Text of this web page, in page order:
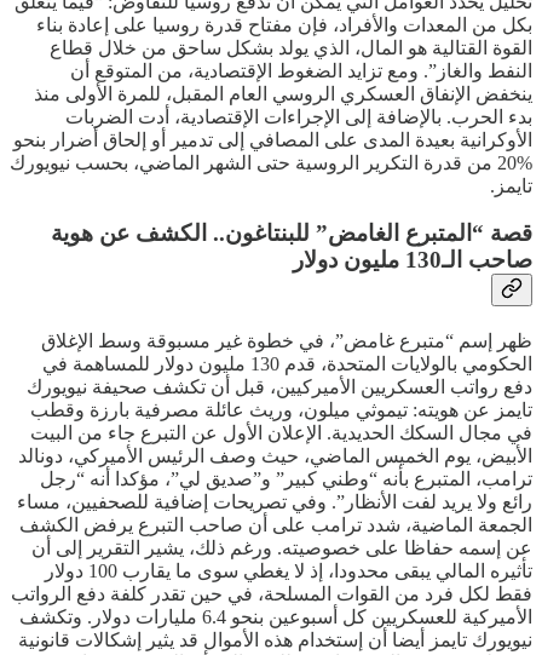
بكل من المعدات والأفراد، فإن مفتاح قدرة روسيا على إعادة بناء
القوة القتالية هو المال، الذي يولد بشكل ساحق من خلال قطاع
النفط والغاز”. ومع تزايد الضغوط الإقتصادية، من المتوقع أن
ينخفض الإنفاق العسكري الروسي العام المقبل، للمرة الأولى منذ
بدء الحرب. بالإضافة إلى الإجراءات الإقتصادية، أدت الضربات
الأوكرانية بعيدة المدى على المصافي إلى تدمير أو إلحاق أضرار بنحو
%20 من قدرة التكرير الروسية حتى الشهر الماضي، بحسب نيويورك
تايمز.
قصة “المتبرع الغامض” للبنتاغون.. الكشف عن هوية
صاحب الـ130 مليون دولار
ظهر إسم “متبرع غامض”، في خطوة غير مسبوقة وسط الإغلاق
الحكومي بالولايات المتحدة، قدم 130 مليون دولار للمساهمة في
دفع رواتب العسكريين الأميركيين، قبل أن تكشف صحيفة نيويورك
تايمز عن هويته: تيموثي ميلون، وريث عائلة مصرفية بارزة وقطب
في مجال السكك الحديدية. الإعلان الأول عن التبرع جاء من البيت
الأبيض، يوم الخميس الماضي، حيث وصف الرئيس الأميركي، دونالد
ترامب، المتبرع بأنه “وطني كبير” و”صديق لي”، مؤكدا أنه “رجل
رائع ولا يريد لفت الأنظار”. وفي تصريحات إضافية للصحفيين، مساء
الجمعة الماضية، شدد ترامب على أن صاحب التبرع يرفض الكشف
عن إسمه حفاظا على خصوصيته. ورغم ذلك، يشير التقرير إلى أن
تأثيره المالي يبقى محدودا، إذ لا يغطي سوى ما يقارب 100 دولار
فقط لكل فرد من القوات المسلحة، في حين تقدر كلفة دفع الرواتب
الأميركية للعسكريين كل أسبوعين بنحو 6.4 مليارات دولار. وتكشف
نيويورك تايمز أيضا أن إستخدام هذه الأموال قد يثير إشكالات قانونية